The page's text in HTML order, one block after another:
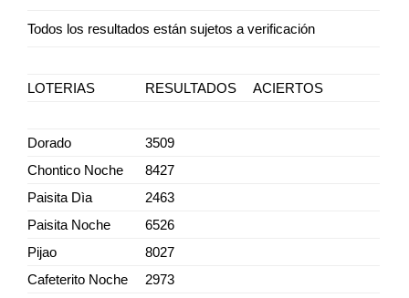
Todos los resultados están sujetos a verificación
LOTERIAS RESULTADOS ACIERTOS
Dorado
3509
Chontico Noche
8427
Paisita Dìa
2463
Paisita Noche
6526
Pijao
8027
Cafeterito Noche
2973